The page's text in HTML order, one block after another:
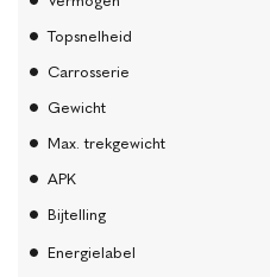
Topsnelheid
Carrosserie
Gewicht
Max. trekgewicht
APK
Bijtelling
Energielabel